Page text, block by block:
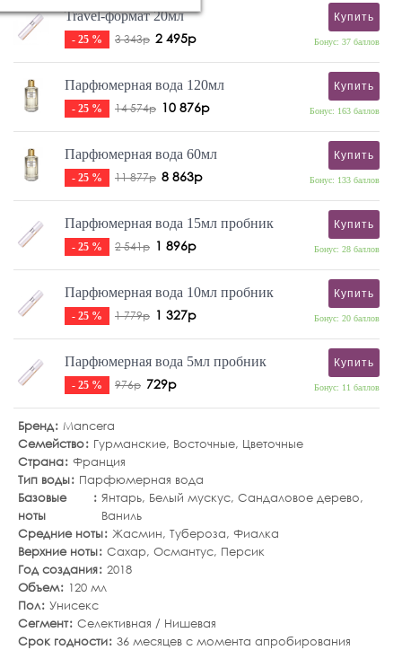
Travel-формат 20мл
- 25 % 3 343р 2 495р
Купить
Бонус: 37 баллов
Парфюмерная вода 120мл
- 25 % 14 574р 10 876р
Купить
Бонус: 163 баллов
Парфюмерная вода 60мл
- 25 % 11 877р 8 863р
Купить
Бонус: 133 баллов
Парфюмерная вода 15мл пробник
- 25 % 2 541р 1 896р
Купить
Бонус: 28 баллов
Парфюмерная вода 10мл пробник
- 25 % 1 779р 1 327р
Купить
Бонус: 20 баллов
Парфюмерная вода 5мл пробник
- 25 % 976р 729р
Купить
Бонус: 11 баллов
Бренд Mancera
Семейство
Гурманские, Восточные, Цветочные
Страна Франция
Тип воды
Парфюмерная вода
Базовые
ноты
Янтарь, Белый мускус, Сандаловое дерево,
Ваниль
Средние ноты Жасмин, Тубероза, Фиалка
Верхние ноты Сахар, Османтус, Персик
Год создания 2018
Объем
120 мл
Пол Унисекс
Сегмент Селективная / Нишевая
Срок годности 36 месяцев с момента апробирования